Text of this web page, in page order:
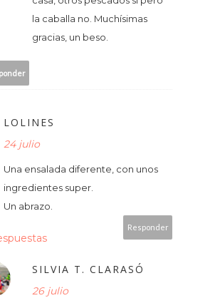
la caballa no. Muchísimas
gracias, un beso.
LOLINES
24 julio
Una ensalada diferente, con unos
ingredientes super.
Un abrazo.
Responder
SILVIA T. CLARASÓ
26 julio